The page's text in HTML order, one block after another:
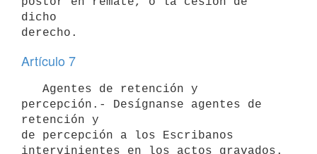
dicho
Artículo 7
percepción.- Desígnanse agentes de
retención y
de percepción a los Escribanos